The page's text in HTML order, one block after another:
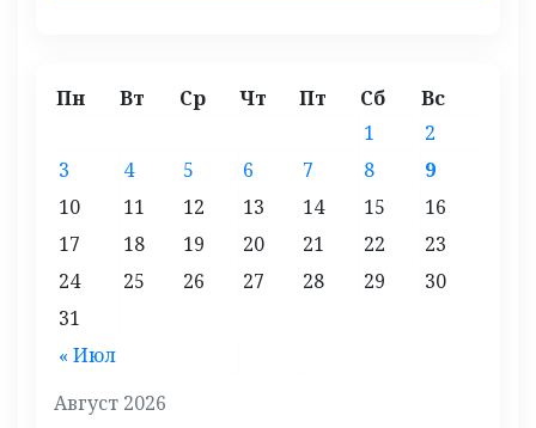
Август 2026
Пн Вт Ср Чт Пт Сб Вс
« Июл
1
2
3
4 5 6 7 8
9
10
11 12 13 14 15
16
17
18 19 20 21 22
23
24
25 26 27 28 29
30
31